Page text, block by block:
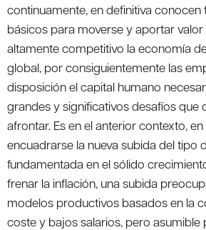
continuamente, en definitiva
básicos para moverse y aportar valor
altamente competitivo la economía
global, por consiguientemente las
disposición el capital humano
grandes y significativos desafíos que
afrontar. Es en el anterior contexto,
encuadrarse la nueva subida del tipo
fundamentada en el sólido
frenar la inflación, una subida
modelos productivos basados en la
coste y bajos salarios, pero asumible